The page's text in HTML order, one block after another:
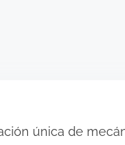
única de